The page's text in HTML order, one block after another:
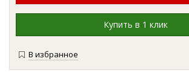
В избранное